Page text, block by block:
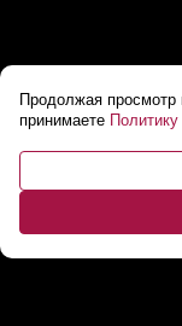
Продолжая просмотр
принимаете Политику
Лукашенко:
нет! Сами